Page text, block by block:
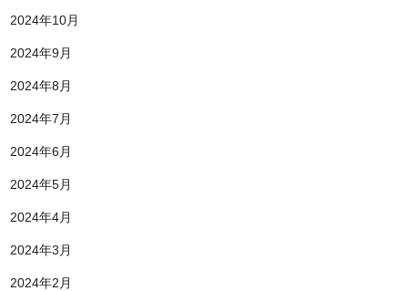
2024年10月
2024年9月
2024年8月
2024年7月
2024年6月
2024年5月
2024年4月
2024年3月
2024年2月